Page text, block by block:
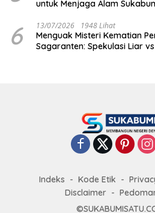
untuk Menjaga Alam
6 13/07/2026 1948 Lihat
Menguak Misteri Kematian
Sagaranten: Spekulasi Liar
Indeks Kode Etik
Disclaimer